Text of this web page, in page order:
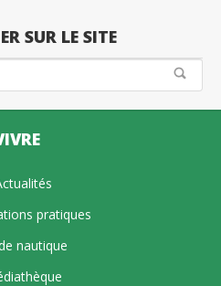
SUR LE SITE
pratiques
nautique